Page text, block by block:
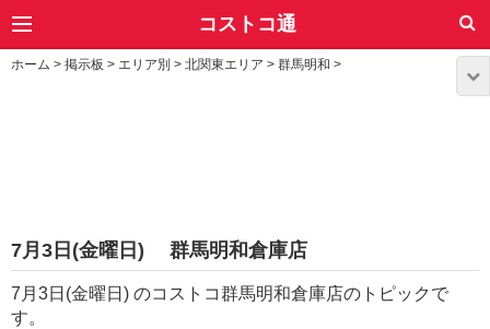
コストコ通
ホーム > 掲示板 > エリア別 > 北関東エリア > 群馬明和 >
7月3日(金曜日) 群馬明和倉庫店
7月3日(金曜日) のコストコ群馬明和倉庫店のトピックで
す。